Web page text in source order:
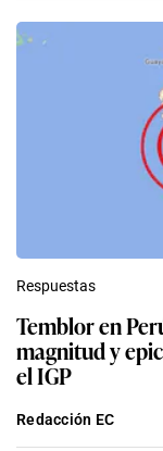
Respuestas
Temblor en
magnitud y
el IGP
Redacción EC